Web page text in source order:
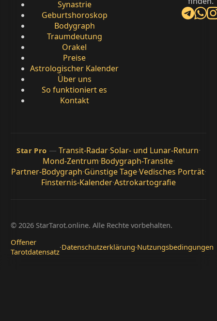
Synastrie
Geburtshoroskop
Bodygraph
Traumdeutung
Orakel
Preise
Astrologischer Kalender
Über uns
So funktioniert es
Kontakt
Star Pro — Transit-Radar·Solar- und Lunar-Return·
Mond-Zentrum·Bodygraph-Transite·
Partner-Bodygraph·Günstige Tage·Vedisches Porträt·
Finsternis-Kalender·Astrokartografie
© 2026 StarTarot.online. Alle Rechte vorbehalten.
Offener
Tarotdatensatz·Datenschutzerklärung·Nutzungsbedingungen